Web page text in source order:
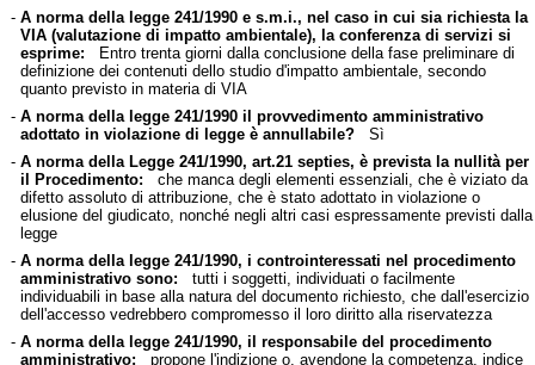
- A norma della legge 241/1990 e s.m.i., nel caso in cui sia richiesta la
VIA (valutazione di impatto ambientale), la conferenza di servizi si
esprime: Entro trenta giorni dalla conclusione della fase preliminare di
definizione dei contenuti dello studio d'impatto ambientale, secondo
quanto previsto in materia di VIA
- A norma della legge 241/1990 il provvedimento amministrativo
adottato in violazione di legge è annullabile?Sì
- A norma della Legge 241/1990, art.21 septies, è prevista la nullità per
il Procedimento: che manca degli elementi essenziali, che è viziato da
difetto assoluto di attribuzione, che è stato adottato in violazione o
elusione del giudicato, nonché negli altri casi espressamente previsti dalla
legge
- A norma della legge 241/1990, i controinteressati nel procedimento
amministrativo sono: tutti i soggetti, individuati o facilmente
individuabili in base alla natura del documento richiesto, che dall'esercizio
dell'accesso vedrebbero compromesso il loro diritto alla riservatezza
- A norma della legge 241/1990, il responsabile del procedimento
amministrativo: propone l'indizione o, avendone la competenza, indice